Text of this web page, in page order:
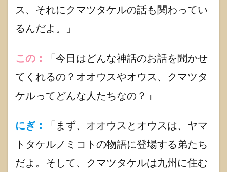
古事
記
【ヤ
ルノ
の武
勇
伝】
出演
ま関
わり
神社
紹介
1.3
ス、それにクマツタケルの話も関わってい
るんだよ。」
この：
「今日はどんな神話のお話を聞かせ
てくれるの？オオウスやオウス、クマツタ
ケルってどんな人たちなの？」
にぎ：
「まず、オオウスとオウスは、ヤマ
トタケルノミコトの物語に登場する弟たち
だよ。そして、クマツタケルは九州に住む